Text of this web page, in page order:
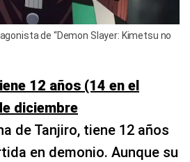
de “Demon Slayer: Kimetsu no
12 años (14 en el
diciembre
de Tanjiro, tiene 12 años
en demonio. Aunque su